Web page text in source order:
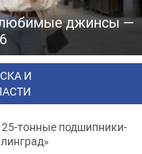
джинсы —
И
тонные подшипники-